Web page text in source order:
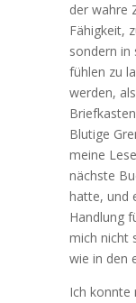
der wahre
Fähigkeit,
sondern in
fühlen zu
werden,
Blutige
meine
nächste
hatte, und
Handlung
mich nicht
wie in den
Ich konnte